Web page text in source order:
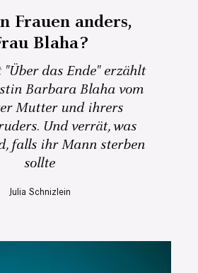
Frauen anders,
Blaha?
das Ende" erzählt
Barbara Blaha vom
Mutter und ihrers
Und verrät, was
falls ihr Mann sterben
sollte
Julia Schnizlein